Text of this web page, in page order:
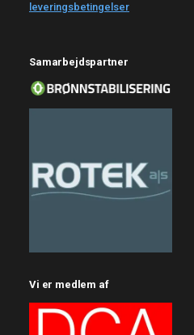
leveringsbetingelser
Samarbejdspartner
Vi er medlem af